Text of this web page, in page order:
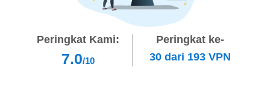
Peringkat Kami:
7.0/10
Peringkat ke-
30dari 193 VPN